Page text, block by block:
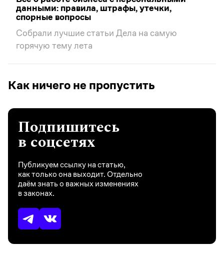
данными: правила, штрафы, утечки,
спорные вопросы
Собрали лучшие статьи Дела на самую
горячую тему лета
Как ничего не пропустить
Подпишитесь
в соцсетях
Публикуем ссылку на статью,
как только она выходит. Отдельно
даём знать о важных изменениях
в законах.